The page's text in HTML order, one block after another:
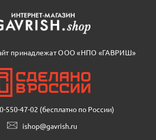
принадлежат ООО «НПО «ГАВРИШ»
550-47-02 (бесплатно по России)
ishop@gavrish.ru